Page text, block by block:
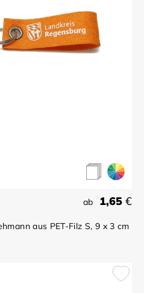
ab 1,65 €
aus PET-Filz S, 9 x 3 cm